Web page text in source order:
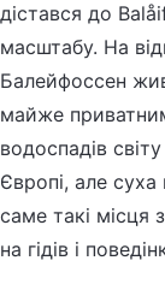
дістався до
масштабу. На
Балейфоссен
майже
водоспадів
Європі, але
саме такі місця
на гідів і